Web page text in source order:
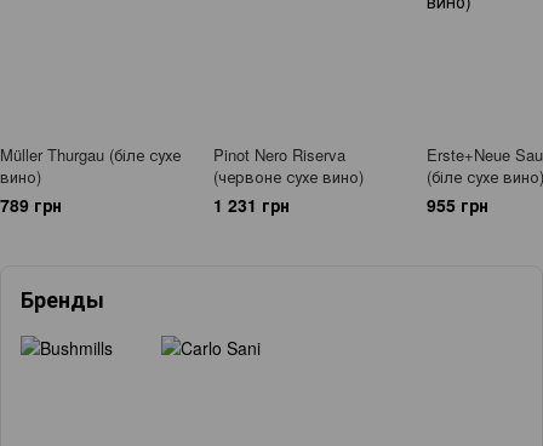
Müller Thurgau (біле сухе
вино)
789 грн
Pinot Nero Riserva
(червоне сухе вино)
1 231 грн
Erste+Neue
(біле сухе вино)
955 грн
Бренды